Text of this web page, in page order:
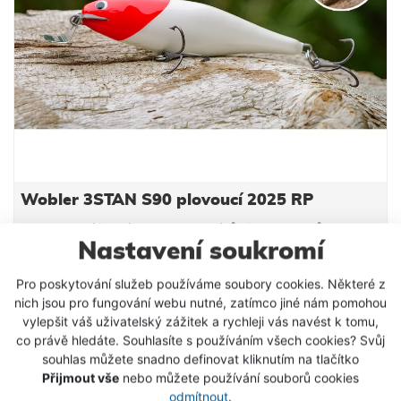
Nastavení soukromí
Pro poskytování služeb používáme soubory cookies. Některé z
nich jsou pro fungování webu nutné, zatímco jiné nám pomohou
vylepšit váš uživatelský zážitek a rychleji vás navést k tomu,
co právě hledáte. Souhlasíte s používáním všech cookies? Svůj
souhlas můžete snadno definovat kliknutím na tlačítko
Přijmout vše nebo můžete používání souborů cookies
odmítnout.
Wobler 3STAN S90 plovoucí 2025 RP
Wobler je účinný na lov candátů, štik, bolenů a
sumců. Hloubka ponoru 1,0-1,5 m Modely S mají
frekvence (agresivní chod) s menší amplitudou.
Nástraha je osazena 3D očima a dvěma kvalitními
trojháčky značky IchikawaKamakiri #4 vyrobenými v
Japonsku. Wobler Tristan je originální slovenský
výrobek. Všechny woblery Tristan jsou ručně
vyrobené a testované. Za jejich designem a výrobou
269 Kč
VLOŽIT DO KOŠÍKU
SKLADEM